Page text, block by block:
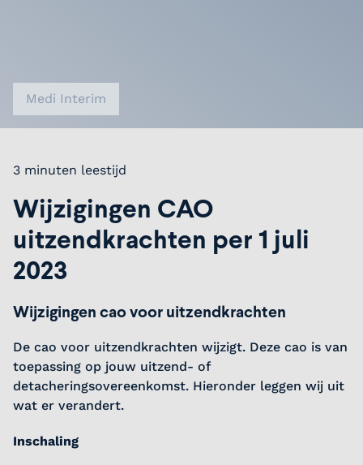
Medi Interim
3 minuten leestijd
Wijzigingen CAO
uitzendkrachten per 1 juli
2023
Wijzigingen cao voor uitzendkrachten
De cao voor uitzendkrachten wijzigt. Deze cao is van
toepassing op jouw uitzend- of
detacheringsovereenkomst. Hieronder leggen wij uit
wat er verandert.
Inschaling